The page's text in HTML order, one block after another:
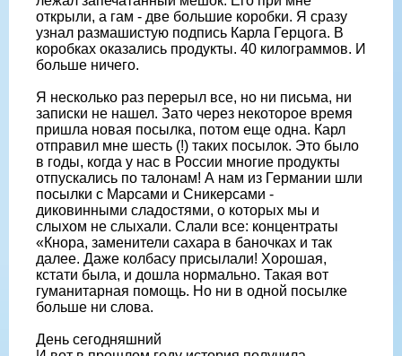
открыли, а гам - две большие коробки. Я сразу
узнал размашистую подпись Карла Герцога. В
коробках оказались продукты. 40 килограммов. И
больше ничего.
Я несколько раз перерыл все, но ни письма, ни
записки не нашел. Зато через некоторое время
пришла новая посылка, потом еще одна. Карл
отправил мне шесть (!) таких посылок. Это было
в годы, когда у нас в России многие продукты
отпускались по талонам! А нам из Германии шли
посылки с Марсами и Сникерсами -
диковинными сладостями, о которых мы и
слыхом не слыхали. Слали все: концентраты
«Кнора, заменители сахара в баночках и так
далее. Даже колбасу присылали! Хорошая,
кстати была, и дошла нормально. Такая вот
гуманитарная помощь. Но ни в одной посылке
больше ни слова.
День сегодняшний